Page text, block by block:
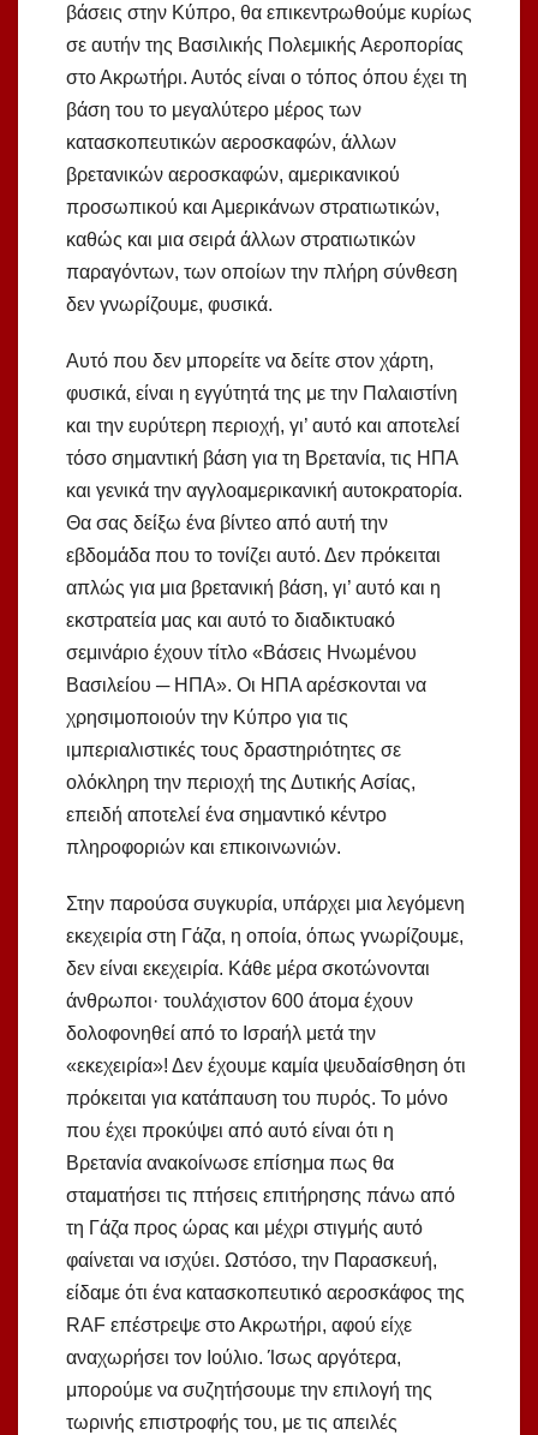
βάσεις στην Κύπρο, θα επικεντρωθούμε κυρίως
σε αυτήν της Βασιλικής Πολεμικής Αεροπορίας
στο Ακρωτήρι. Αυτός είναι ο τόπος όπου έχει τη
βάση του το μεγαλύτερο μέρος των
κατασκοπευτικών αεροσκαφών, άλλων
βρετανικών αεροσκαφών, αμερικανικού
προσωπικού και Αμερικάνων στρατιωτικών,
καθώς και μια σειρά άλλων στρατιωτικών
παραγόντων, των οποίων την πλήρη σύνθεση
δεν γνωρίζουμε, φυσικά.
Αυτό που δεν μπορείτε να δείτε στον χάρτη,
φυσικά, είναι η εγγύτητά της με την Παλαιστίνη
και την ευρύτερη περιοχή, γι’ αυτό και αποτελεί
τόσο σημαντική βάση για τη Βρετανία, τις ΗΠΑ
και γενικά την αγγλοαμερικανική αυτοκρατορία.
Θα σας δείξω ένα βίντεο από αυτή την
εβδομάδα που το τονίζει αυτό. Δεν πρόκειται
απλώς για μια βρετανική βάση, γι’ αυτό και η
εκστρατεία μας και αυτό το διαδικτυακό
σεμινάριο έχουν τίτλο «Βάσεις Ηνωμένου
Βασιλείου ─ ΗΠΑ». Οι ΗΠΑ αρέσκονται να
χρησιμοποιούν την Κύπρο για τις
ιμπεριαλιστικές τους δραστηριότητες σε
ολόκληρη την περιοχή της Δυτικής Ασίας,
επειδή αποτελεί ένα σημαντικό κέντρο
πληροφοριών και επικοινωνιών.
Στην παρούσα συγκυρία, υπάρχει μια λεγόμενη
εκεχειρία στη Γάζα, η οποία, όπως γνωρίζουμε,
δεν είναι εκεχειρία. Κάθε μέρα σκοτώνονται
άνθρωποι· τουλάχιστον 600 άτομα έχουν
δολοφονηθεί από το Ισραήλ μετά την
«εκεχειρία»! Δεν έχουμε καμία ψευδαίσθηση ότι
πρόκειται για κατάπαυση του πυρός. Το μόνο
που έχει προκύψει από αυτό είναι ότι η
Βρετανία ανακοίνωσε επίσημα πως θα
σταματήσει τις πτήσεις επιτήρησης πάνω από
τη Γάζα προς ώρας και μέχρι στιγμής αυτό
φαίνεται να ισχύει. Ωστόσο, την Παρασκευή,
είδαμε ότι ένα κατασκοπευτικό αεροσκάφος της
RAF επέστρεψε στο Ακρωτήρι, αφού είχε
αναχωρήσει τον Ιούλιο. Ίσως αργότερα,
μπορούμε να συζητήσουμε την επιλογή της
τωρινής επιστροφής του, με τις απειλές